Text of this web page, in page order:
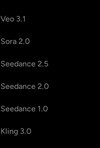
Veo 3.1
Sora 2.0
Seedance 2.5
Seedance 2.0
Seedance 1.0
Kling 3.0